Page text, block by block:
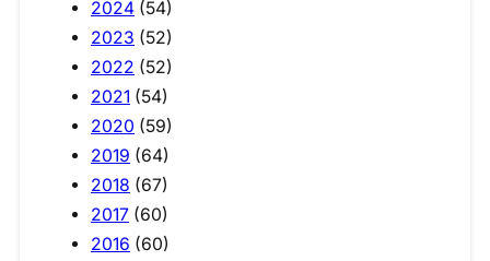
2024 (54)
2023 (52)
2022 (52)
2021 (54)
2020 (59)
2019 (64)
2018 (67)
2017 (60)
2016 (60)